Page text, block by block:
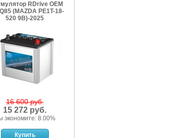
RDrive OEM
(MAZDA PE1T-18-
520 9B)-2025
16 600 руб.
15 272 руб.
экономите: 8.00%